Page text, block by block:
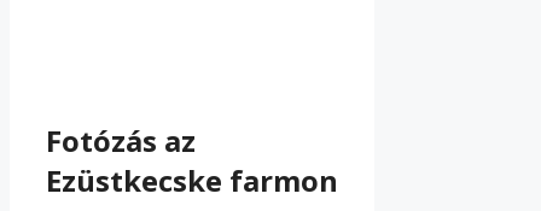
Fotózás az
Ezüstkecske farmon